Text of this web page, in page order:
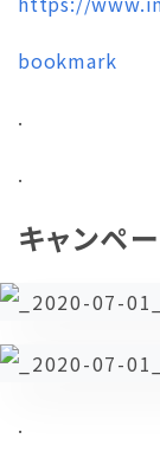
bookmark
.
.
キャンペ
.